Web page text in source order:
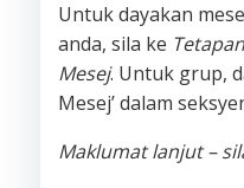
Untuk dayakan
anda, sila ke
Mesej. Untuk grup,
Mesej’ dalam
Maklumat lanjut –